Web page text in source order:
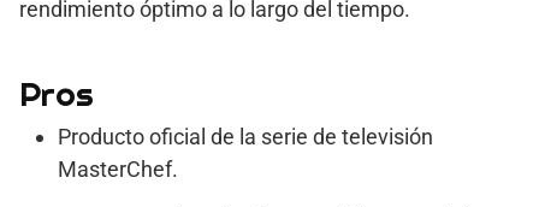
rendimiento óptimo a lo largo del tiempo.
Pros
Producto oficial de la serie de televisión
MasterChef.